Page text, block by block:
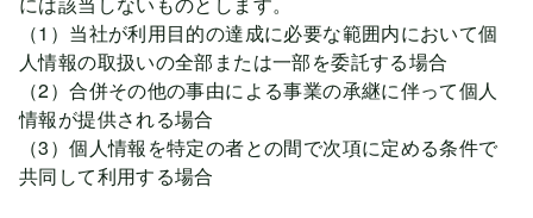
（1）当社が利用目的の達成に必要な範囲内において個
人情報の取扱いの全部または一部を委託する場合
（2）合併その他の事由による事業の承継に伴って個人
情報が提供される場合
（3）個人情報を特定の者との間で次項に定める条件で
共同して利用する場合